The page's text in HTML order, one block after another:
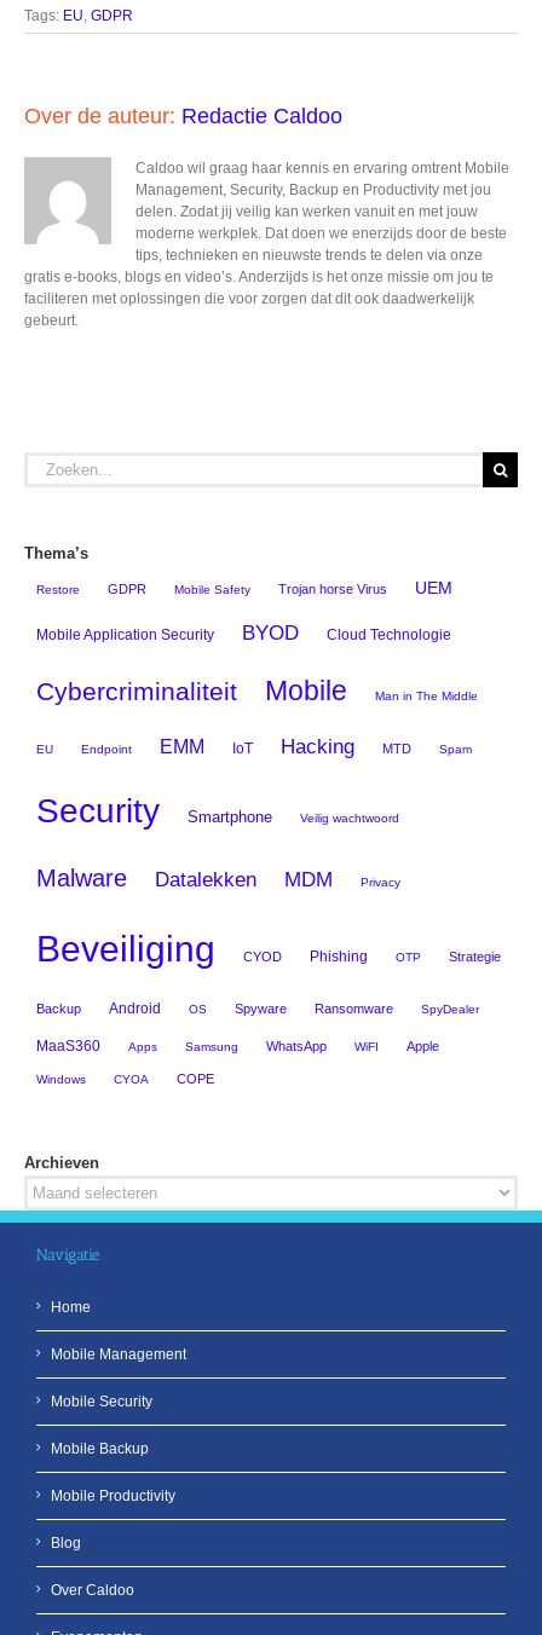
Tags: EU, GDPR
Over de auteur: Redactie Caldoo
Caldoo wil graag haar kennis en ervaring omtrent Mobile
Management, Security, Backup en Productivity met jou
delen. Zodat jij veilig kan werken vanuit en met jouw
moderne werkplek. Dat doen we enerzijds door de beste
tips, technieken en nieuwste trends te delen via onze
gratis e-books, blogs en video’s. Anderzijds is het onze missie om jou te
faciliteren met oplossingen die voor zorgen dat dit ook daadwerkelijk
gebeurt.
Zoeken
Thema’s
Restore GDPR Mobile Safety Trojan horse Virus UEM
Mobile Application Security BYOD Cloud Technologie
Cybercriminaliteit Mobile Man in The Middle
EU Endpoint EMM IoT Hacking MTD Spam
Security Smartphone Veilig wachtwoord
Malware Datalekken MDM Privacy
Beveiliging CYOD Phishing OTP Strategie
Backup Android OS Spyware Ransomware SpyDealer
MaaS360 Apps Samsung WhatsApp WiFI Apple
Windows CYOA COPE
Archieven
Archieven
Navigatie
Home
Mobile Management
Mobile Security
Mobile Backup
Mobile Productivity
Blog
Over Caldoo